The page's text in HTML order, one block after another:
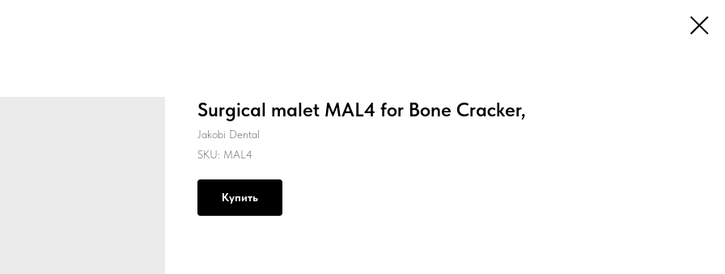
Surgical malet MAL4 for Bone Cracker,
Jakobi Dental
SKU: MAL4
Купить